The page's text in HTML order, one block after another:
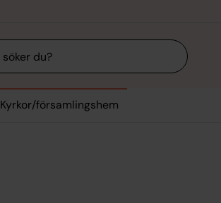
Kyrkor/församlingshem